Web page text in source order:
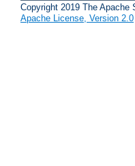
Copyright 2019 The Apache
Apache License, Version 2.0